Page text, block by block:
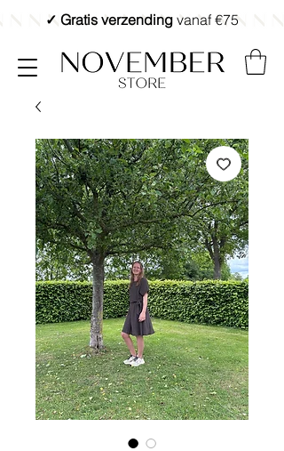
✓ Gratis verzending vanaf €75